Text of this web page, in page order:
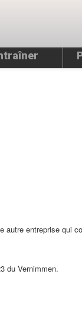
autre entreprise qui
du Vernimmen.